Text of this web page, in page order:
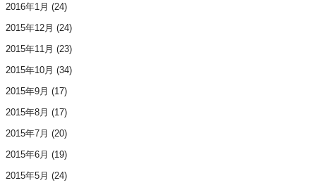
2016年1月 (24)
2015年12月 (24)
2015年11月 (23)
2015年10月 (34)
2015年9月 (17)
2015年8月 (17)
2015年7月 (20)
2015年6月 (19)
2015年5月 (24)